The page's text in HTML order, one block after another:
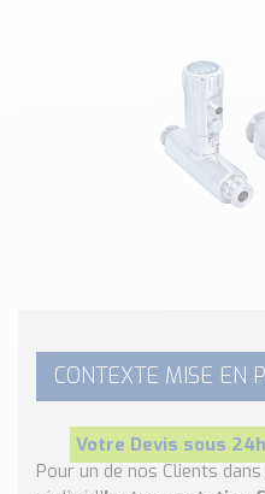
ENDRESS+HAUSER
SCHMERSAL
Convertisseur de pression
Formulaire Débitmètre
Calculateur maintien en
Calculateur Chauffage/
CONTEXTE MISE EN
Votre Devis sous
Pour un de nos Clients